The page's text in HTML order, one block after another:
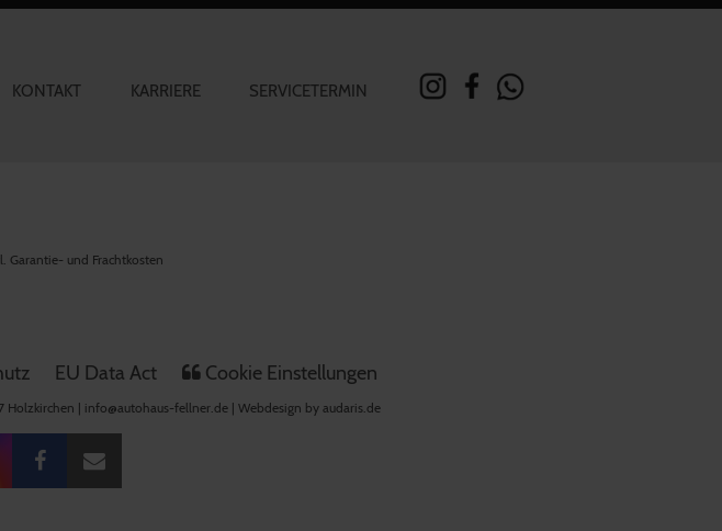
KONTAKT KARRIERE SERVICETERMIN
Garantie- und Frachtkosten
EU Data Act Cookie Einstellungen
Holzkirchen | info@autohaus-fellner.de | Webdesign by audaris.de